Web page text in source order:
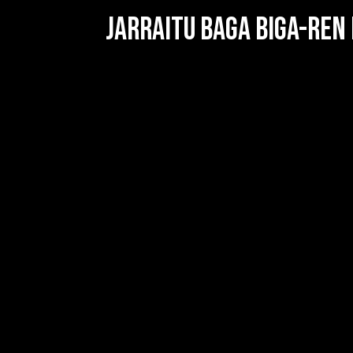
JARRAITU BAGA BIGA-